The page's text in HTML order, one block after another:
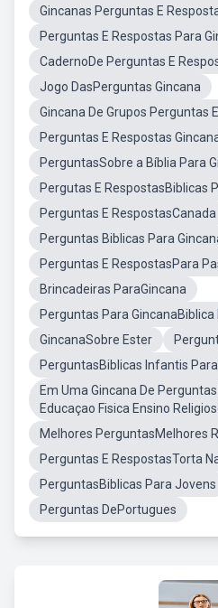
Gincanas Perguntas E
Perguntas E Respostas Para
CadernoDe Perguntas E
Jogo DasPerguntas Gincana
Gincana De Grupos Perguntas
Perguntas E Respostas
PerguntasSobre a Bíblia Para
Pergutas E RespostasBiblicas
Perguntas E RespostasCanada
Perguntas Biblicas Para
Perguntas E RespostasPara
Brincadeiras ParaGincana
Perguntas Para GincanaBiblica
GincanaSobre Ester
PerguntasBiblicas Infantis
Em Uma Gincana De
Educaçao Fisica Ensino
Melhores PerguntasMelhores
Perguntas E RespostasTorta
PerguntasBiblicas Para Jovens
Perguntas DePortugues